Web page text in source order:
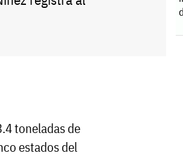
toneladas de
estados del